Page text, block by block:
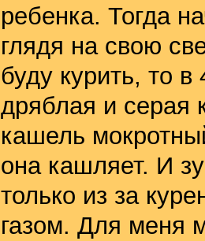
ребенка. Тогда
глядя на свою
буду курить, то
дряблая и серая
кашель
она кашляет. И
только из за
газом. Для меня